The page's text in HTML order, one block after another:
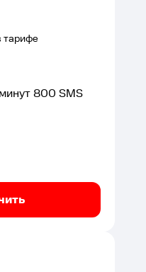
тарифе
минут800 SMS